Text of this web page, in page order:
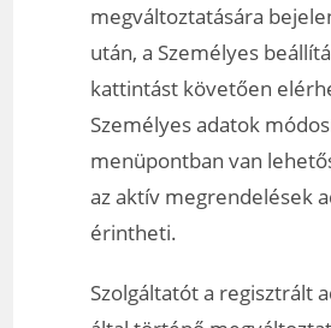
megváltoztatására
után, a Személyes
kattintást követően
Személyes adatok
menüpontban van
az aktív megrendelések
érintheti.
Szolgáltatót a regisztrált